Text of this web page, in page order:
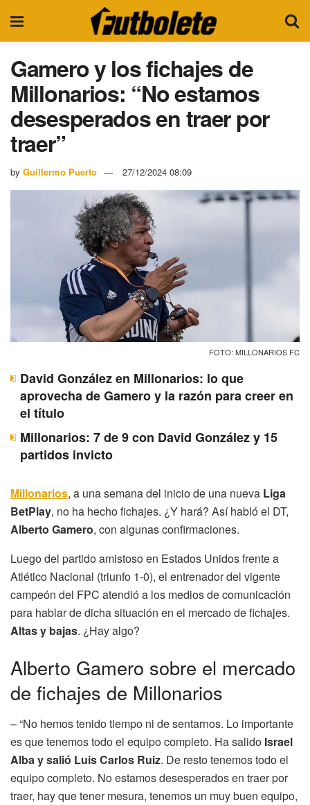
Gamero y los fichajes de
Millonarios: “No estamos
desesperados en traer por
traer”
by Guillermo Puerto 27/12/2024 08:09
FOTO: MILLONARIOS FC
David González en Millonarios: lo que
aprovecha de Gamero y la razón para creer en
el título
Millonarios: 7 de 9 con David González y 15
partidos invicto
Millonarios, a una semana del inicio de una nueva Liga
BetPlay, no ha hecho fichajes. ¿Y hará? Así habló el DT,
Alberto Gamero, con algunas confirmaciones.
Luego del partido amistoso en Estados Unidos frente a
Atlético Nacional (triunfo 1-0), el entrenador del vigente
campeón del FPC atendió a los medios de comunicación
para hablar de dicha situación en el mercado de fichajes.
Altas y bajas. ¿Hay algo?
Alberto Gamero sobre el mercado
de fichajes de Millonarios
– “No hemos tenido tiempo ni de sentarnos. Lo importante
es que tenemos todo el equipo completo. Ha salido Israel
Alba y salió Luis Carlos Ruiz. De resto tenemos todo el
equipo completo. No estamos desesperados en traer por
traer, hay que tener mesura, tenemos un muy buen equipo,